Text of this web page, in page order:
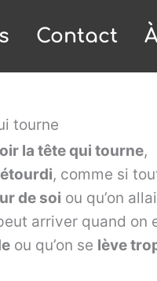
Contact
tourne
la tête qui tourne,
étourdi, comme si
de soi ou qu’on
arriver quand on
ou qu’on se lève